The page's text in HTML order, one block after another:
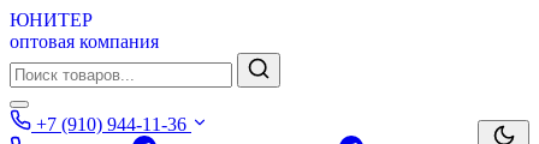
ЮНИТЕР
оптовая компания
+7 (910) 944-11-36